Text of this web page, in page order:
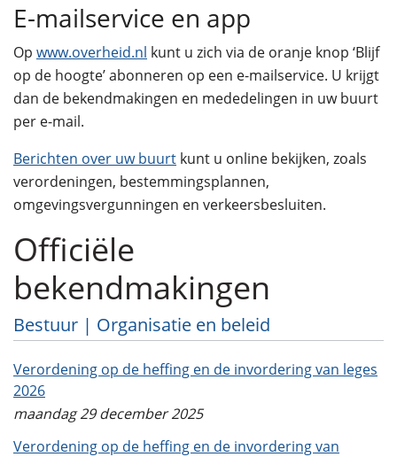
E-mailservice en app
Op www.overheid.nl kunt u zich via de oranje knop ‘Blijf
op de hoogte’ abonneren op een e-mailservice. U krijgt
dan de bekendmakingen en mededelingen in uw buurt
per e-mail.
Berichten over uw buurt kunt u online bekijken, zoals
verordeningen, bestemmingsplannen,
omgevingsvergunningen en verkeersbesluiten.
Officiële
bekendmakingen
Bestuur | Organisatie en beleid
Verordening op de heffing en de invordering van leges
2026
maandag 29 december 2025
Verordening op de heffing en de invordering van